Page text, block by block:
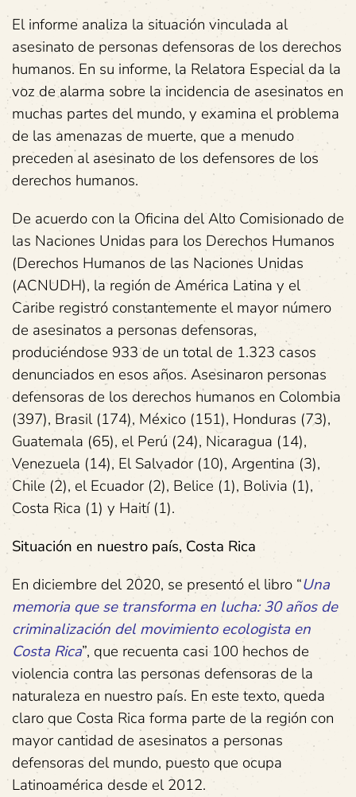
El informe analiza la situación vinculada al
asesinato de personas defensoras de los derechos
humanos. En su informe, la Relatora Especial da la
voz de alarma sobre la incidencia de asesinatos en
muchas partes del mundo, y examina el problema
de las amenazas de muerte, que a menudo
preceden al asesinato de los defensores de los
derechos humanos.
De acuerdo con la Oficina del Alto Comisionado de
las Naciones Unidas para los Derechos Humanos
(Derechos Humanos de las Naciones Unidas
(ACNUDH), la región de América Latina y el
Caribe registró constantemente el mayor número
de asesinatos a personas defensoras,
produciéndose 933 de un total de 1.323 casos
denunciados en esos años. Asesinaron personas
defensoras de los derechos humanos en Colombia
(397), Brasil (174), México (151), Honduras (73),
Guatemala (65), el Perú (24), Nicaragua (14),
Venezuela (14), El Salvador (10), Argentina (3),
Chile (2), el Ecuador (2), Belice (1), Bolivia (1),
Costa Rica (1) y Haití (1).
Situación en nuestro país, Costa Rica
En diciembre del 2020, se presentó el libro “Una
memoria que se transforma en lucha: 30 años de
criminalización del movimiento ecologista en
Costa Rica”, que recuenta casi 100 hechos de
violencia contra las personas defensoras de la
naturaleza en nuestro país. En este texto, queda
claro que Costa Rica forma parte de la región con
mayor cantidad de asesinatos a personas
defensoras del mundo, puesto que ocupa
Latinoamérica desde el 2012.